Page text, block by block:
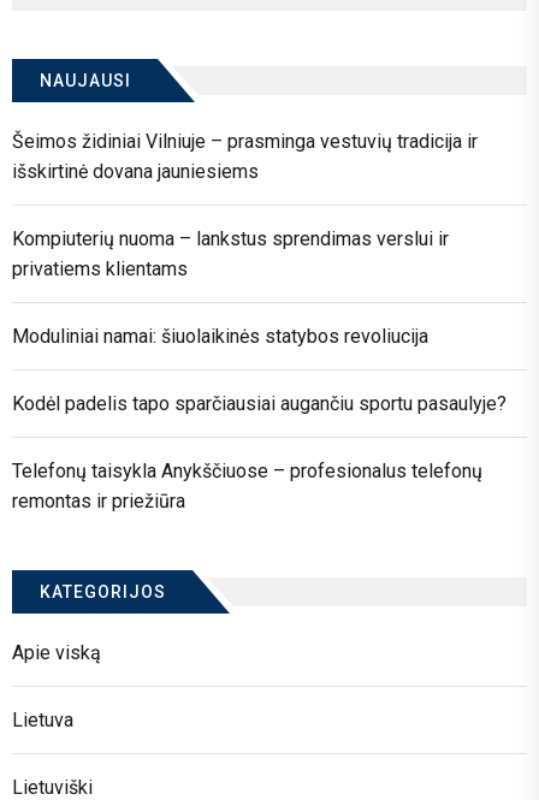
NAUJAUSI
Šeimos židiniai Vilniuje – prasminga vestuvių tradicija ir
išskirtinė dovana jauniesiems
Kompiuterių nuoma – lankstus sprendimas verslui ir
privatiems klientams
Moduliniai namai: šiuolaikinės statybos revoliucija
Kodėl padelis tapo sparčiausiai augančiu sportu pasaulyje?
Telefonų taisykla Anykščiuose – profesionalus telefonų
remontas ir priežiūra
KATEGORIJOS
Apie viską
Lietuva
Lietuviški